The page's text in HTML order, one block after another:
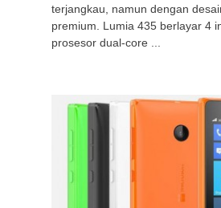
terjangkau, namun dengan
premium. Lumia 435 berlayar 4
prosesor dual-core ...